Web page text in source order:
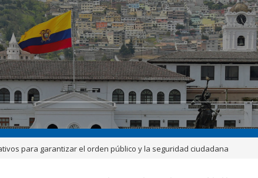
para garantizar el orden público y la seguridad ciudadana